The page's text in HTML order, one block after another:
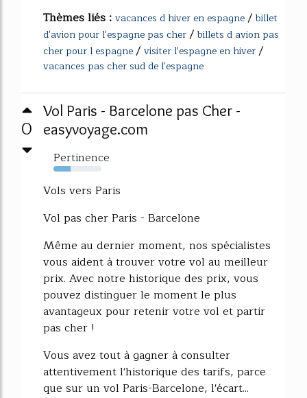
Thèmes liés : vacances d hiver en espagne/ billet
d'avion pour l'espagne pas cher/ billets d avion pas
cher pour l espagne/ visiter l'espagne en hiver/
vacances pas cher sud de l'espagne
0
Vol Paris - Barcelone pas Cher -
easyvoyage.com
Pertinence
35%
Vols vers Paris
Vol pas cher Paris - Barcelone
Même au dernier moment, nos spécialistes
vous aident à trouver votre vol au meilleur
prix. Avec notre historique des prix, vous
pouvez distinguer le moment le plus
avantageux pour retenir votre vol et partir
pas cher !
Vous avez tout à gagner à consulter
attentivement l'historique des tarifs, parce
que sur un vol Paris-Barcelone, l'écart...